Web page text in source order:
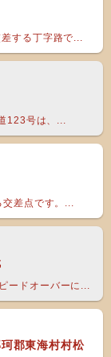
する丁字路で...
123号は、...
差点です。...
ードオーバーに...
郡東海村村松